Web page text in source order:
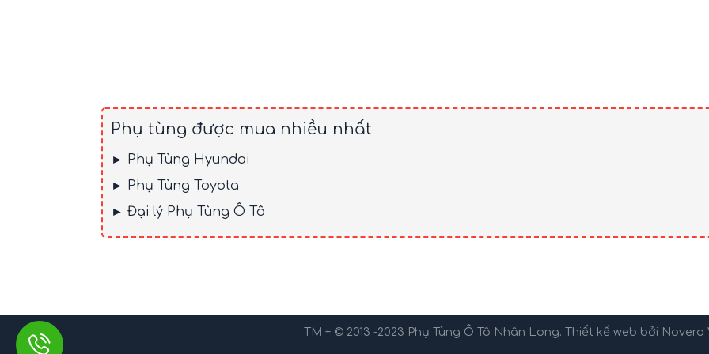
Phụ tùng được mua nhiều nhất
► Phụ Tùng Hyundai
► Phụ Tùng Toyota
► Đại lý Phụ Tùng Ô Tô
TM + © 2013 -2023 Phụ Tùng Ô Tô Nhân Long. Thiết kế web bởi Novero